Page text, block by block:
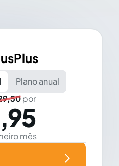
Plano anual
por
mês